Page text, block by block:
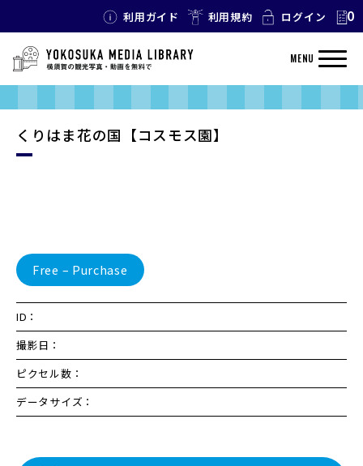
利用ガイド 利用規約 ログイン 0
MENU
くりはま花の国【コスモス園】
Free – Purchase
ID：
撮影日：
ピクセル数：
データサイズ：